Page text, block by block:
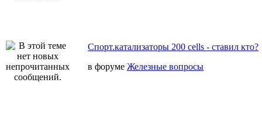
Спорт.катализаторы 200 cells - ставил кто?
в форуме Железные вопросы